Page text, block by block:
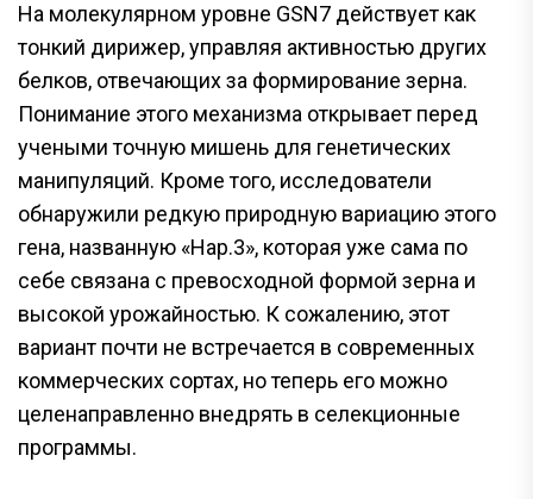
На молекулярном уровне GSN7 действует как
тонкий дирижер, управляя активностью других
белков, отвечающих за формирование зерна.
Понимание этого механизма открывает перед
учеными точную мишень для генетических
манипуляций. Кроме того, исследователи
обнаружили редкую природную вариацию этого
гена, названную «Hap.3», которая уже сама по
себе связана с превосходной формой зерна и
высокой урожайностью. К сожалению, этот
вариант почти не встречается в современных
коммерческих сортах, но теперь его можно
целенаправленно внедрять в селекционные
программы.